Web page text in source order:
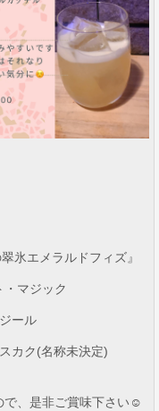
氷エメラルドフィズ』
マジック
ール
カク(名称未決定)
で、是非ご賞味下さい☺️